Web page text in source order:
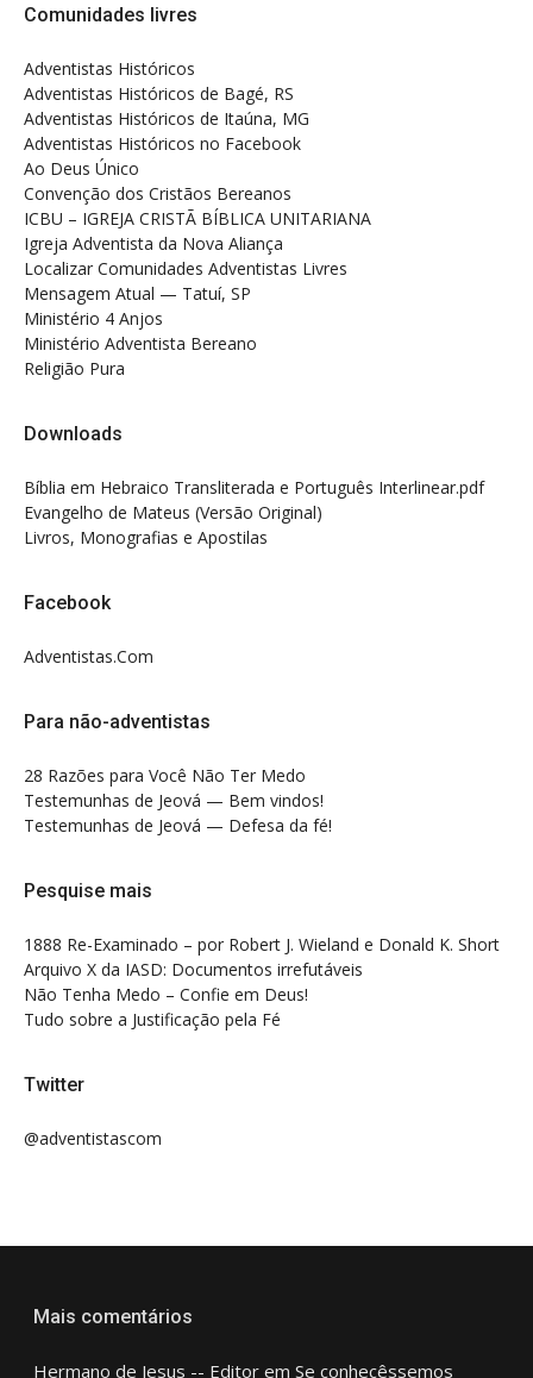
Comunidades livres
Adventistas Históricos
Adventistas Históricos de Bagé, RS
Adventistas Históricos de Itaúna, MG
Adventistas Históricos no Facebook
Ao Deus Único
Convenção dos Cristãos Bereanos
ICBU – IGREJA CRISTÃ BÍBLICA UNITARIANA
Igreja Adventista da Nova Aliança
Localizar Comunidades Adventistas Livres
Mensagem Atual — Tatuí, SP
Ministério 4 Anjos
Ministério Adventista Bereano
Religião Pura
Downloads
Bíblia em Hebraico Transliterada e Português Interlinear.pdf
Evangelho de Mateus (Versão Original)
Livros, Monografias e Apostilas
Facebook
Adventistas.Com
Para não-adventistas
28 Razões para Você Não Ter Medo
Testemunhas de Jeová — Bem vindos!
Testemunhas de Jeová — Defesa da fé!
Pesquise mais
1888 Re-Examinado – por Robert J. Wieland e Donald K. Short
Arquivo X da IASD: Documentos irrefutáveis
Não Tenha Medo – Confie em Deus!
Tudo sobre a Justificação pela Fé
Twitter
@adventistascom
Mais comentários
Hermano de Jesus -- Editorem Se conhecêssemos